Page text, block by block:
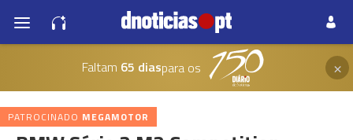
Faltam 65 diaspara os ×
PATROCINADO MEGAMOTOR